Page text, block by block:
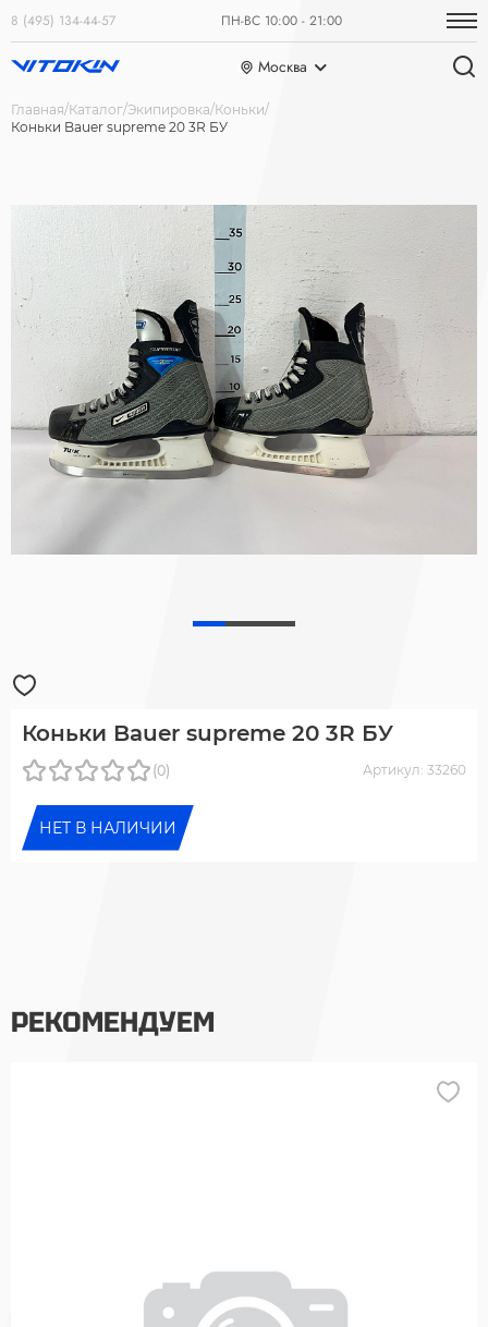
8 (495) 134-44-57 ПН-ВС 10:00 - 21:00
Москва
Главная Каталог Экипировка Коньки
Коньки Bauer supreme 20 3R БУ
Коньки Bauer supreme 20 3R БУ
(0) Артикул: 33260
НЕТ В НАЛИЧИИ
РЕКОМЕНДУЕМ